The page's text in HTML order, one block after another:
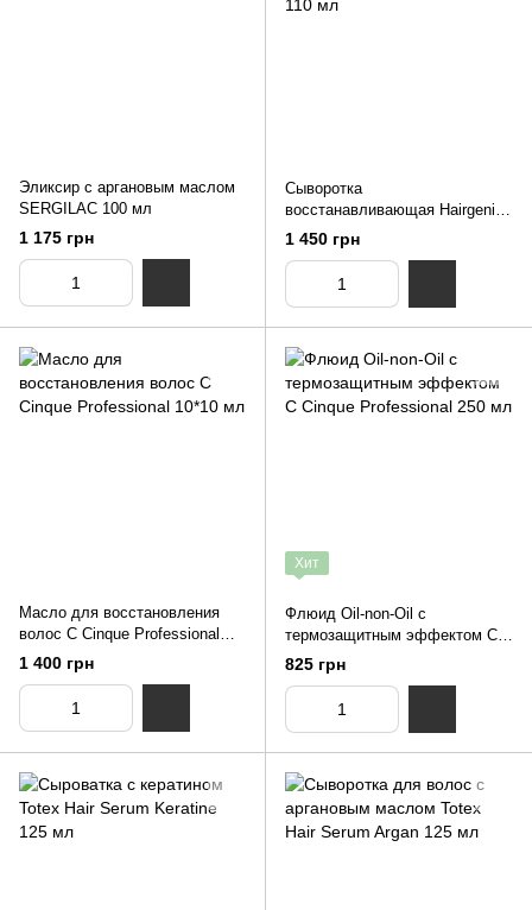
Эликсир с аргановым маслом
SERGILAC 100 мл
1 175 грн
Сыворотка
восстанавливающая Hairgenie
Q10 Professional 110 мл
1 450 грн
Масло для восстановления
волос C Cinque Professional
10*10 мл
1 400 грн
Хит
Флюид Oil-non-Oil с
термозащитным эффектом C
Cinque Professional 250 мл
825 грн